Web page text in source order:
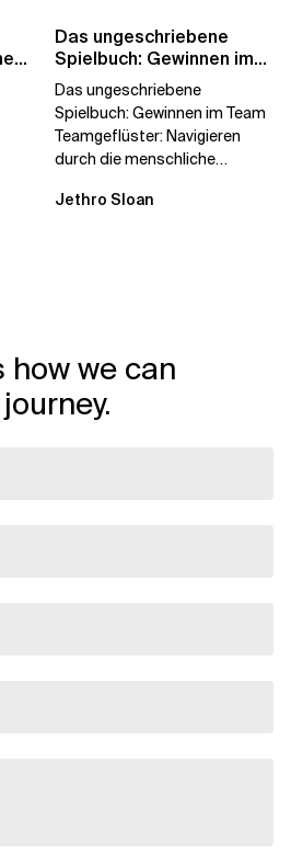
Das ungeschriebene
Spielbuch: Gewinnen im
Team
Das ungeschriebene
Spielbuch: Gewinnen im Team
Teamgeflüster: Navigieren
durch die menschliche
vorbereitet hat „Wir...
Jethro Sloan
how we can